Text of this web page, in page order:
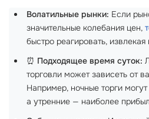
Волатильные рынки: Если
значительные колебания цен,
быстро реагировать,
⏰ Подходящее время суток:
торговли может зависеть от
Например, ночные торги
а утренние — наиболее